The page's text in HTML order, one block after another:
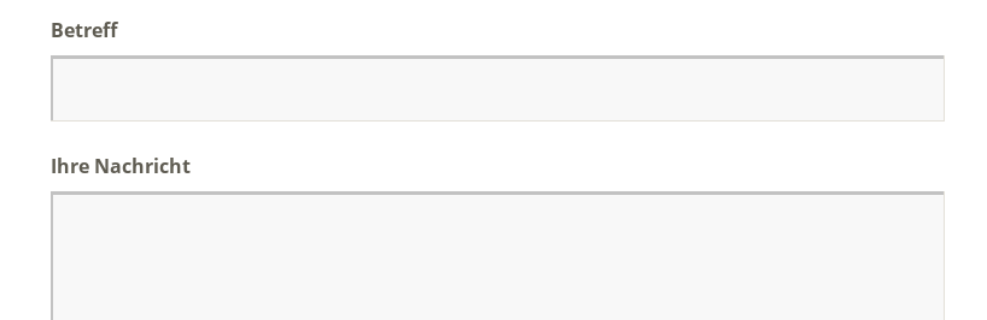
Betreff
Ihre Nachricht